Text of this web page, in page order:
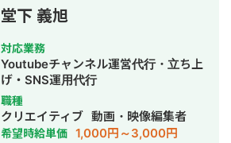
て支援。個人トレーナーおよび店舗の
両軸で実績を構築し、ジム業界におい
て累計20件以上の支援実績を有する。
【主な実績 店舗】 ・広告費15万円 →
売上300万円以上を達成 ・広告費4万
円 → 新規顧客12名を獲得 ・LINE導線
構築：体験申込率10％ → 35％へ改善
・MEO順位：地域15位 → 3位まで向上
・カウンセリング成約率：40％ →
堂下 義旭
対応業務
Youtubeチャンネル運営代行・立ち上
げ・SNS運用代行
職種
クリエイティブ 動画・映像編集者
希望時給単価 1,000円～3,000円